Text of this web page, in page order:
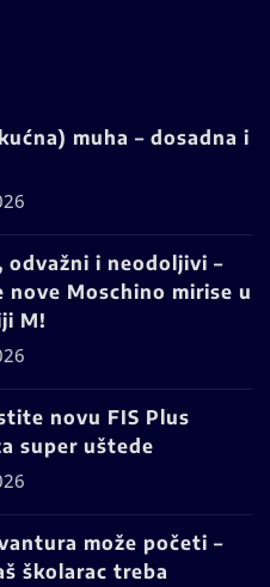
muha – dosadna i
odvažni i neodoljivi –
nove Moschino mirise u
M!
novu FIS Plus
super uštede
može početi –
školarac treba